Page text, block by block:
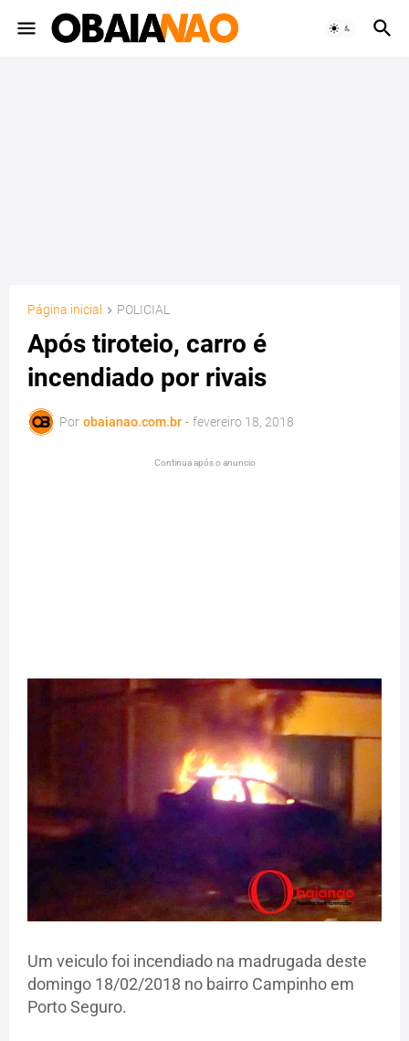
Página inicial POLICIAL
Após tiroteio, carro é
incendiado por rivais
Por obaianao.com.br - fevereiro 18, 2018
Continua após o anuncio
Um veiculo foi incendiado na madrugada deste
domingo 18/02/2018 no bairro Campinho em
Porto Seguro.